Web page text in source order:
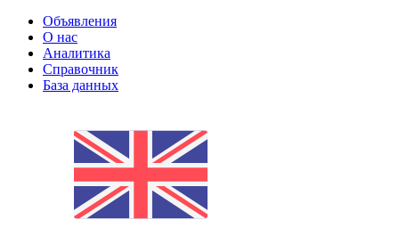
Объявления
О нас
Аналитика
Справочник
База данных